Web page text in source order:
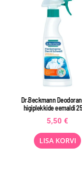
Dr.Beckmann
higiplekkide eemaldi
5,50 €
LISA KORVI